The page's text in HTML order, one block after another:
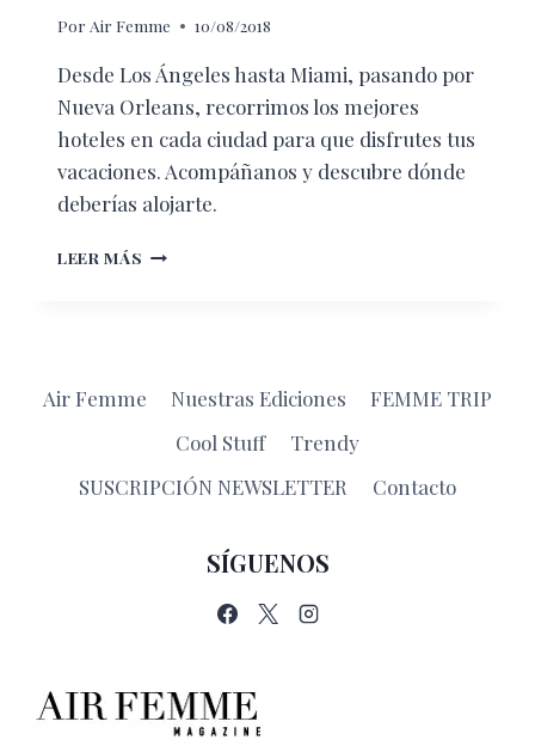
Por Air Femme 10/08/2018
Desde Los Ángeles hasta Miami, pasando por
Nueva Orleans, recorrimos los mejores
hoteles en cada ciudad para que disfrutes tus
vacaciones. Acompáñanos y descubre dónde
deberías alojarte.
LEER MÁS MÉXICO-
Air Femme Nuestras Ediciones
FEMME TRIP
Cool Stuff
Trendy
SUSCRIPCIÓN NEWSLETTER
Contacto
SÍGUENOS